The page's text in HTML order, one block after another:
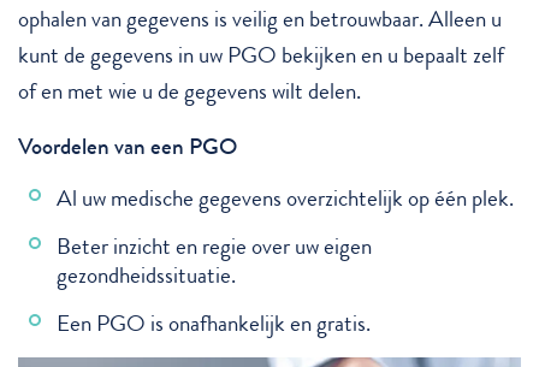
ophalen van gegevens is veilig en betrouwbaar. Alleen u
kunt de gegevens in uw PGO bekijken en u bepaalt zelf
of en met wie u de gegevens wilt delen.
Voordelen van een PGO
Al uw medische gegevens overzichtelijk op één plek.
Beter inzicht en regie over uw eigen
gezondheidssituatie.
Een PGO is onafhankelijk en gratis.